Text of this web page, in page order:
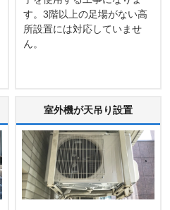
す。3階以上の足場がない高
所設置には対応していませ
ん。
室外機が天吊り設置